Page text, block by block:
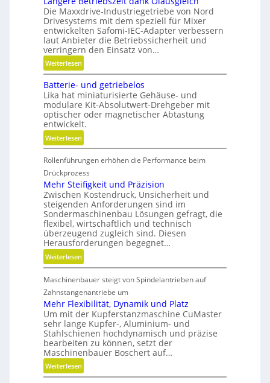
Die Maxxdrive-Industriegetriebe von Nord
Drivesystems mit dem speziell für Mixer
entwickelten Safomi-IEC-Adapter verbessern
laut Anbieter die Betriebssicherheit und
verringern den Einsatz von…
Weiterlesen:
L
ä
n
g
e
r
e
e
t
r
e
b
s
z
e
i
t
d
a
n
k
Ö
l
a
u
Batterie- und getriebelos
Lika hat miniaturisierte Gehäuse- und
modulare Kit-Absolutwert-Drehgeber mit
optischer oder magnetischer Abtastung
entwickelt.
Weiterlesen:
B
a
t
t
e
r
i
e
-
u
n
e
t
r
i
e
b
e
l
Rollenführungen erhöhen die Performance beim
Drückprozess
Mehr Steifigkeit und Präzision
Zwischen Kostendruck, Unsicherheit und
steigenden Anforderungen sind im
Sondermaschinenbau Lösungen gefragt, die
flexibel, wirtschaftlich und technisch
überzeugend zugleich sind. Diesen
Herausforderungen begegnet…
Weiterlesen:
M
e
h
r
S
t
e
i
f
i
Maschinenbauer steigt von Spindelantrieben auf
Zahnstangenantriebe um
Mehr Flexibilität, Dynamik und Platz
Um mit der Kupferstanzmaschine CuMaster
sehr lange Kupfer-, Aluminium- und
Stahlschienen hochdynamisch und präzise
bearbeiten zu können, setzt der
Maschinenbauer Boschert auf…
Weiterlesen:
M